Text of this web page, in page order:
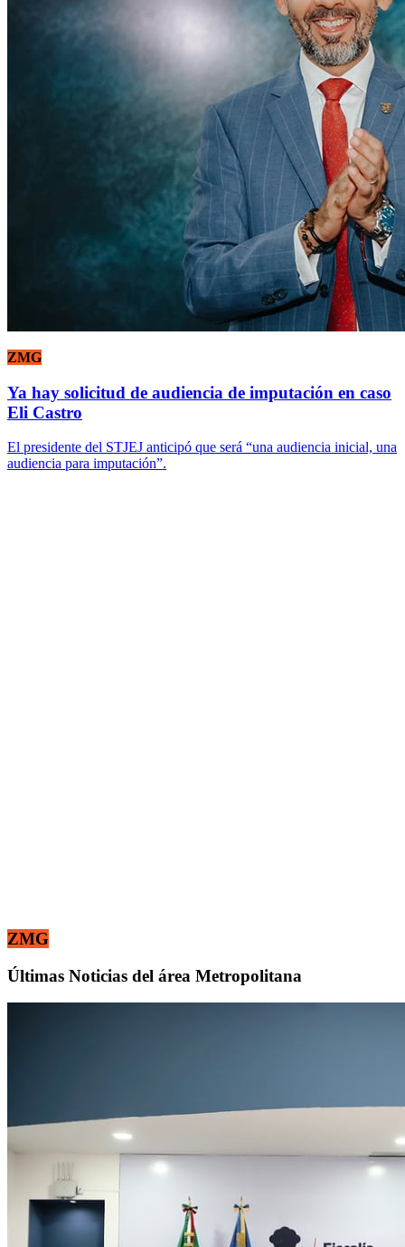
ZMG
Ya hay solicitud de audiencia de imputación en caso
Eli Castro
El presidente del STJEJ anticipó que será “una audiencia inicial, una
audiencia para imputación”.
ZMG
Últimas Noticias del área Metropolitana